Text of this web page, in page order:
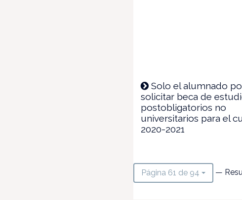
Solo el alumnado
solicitar beca de
postobligatorios no
universitarios para el
2020-2021
Página 61 de 94 —